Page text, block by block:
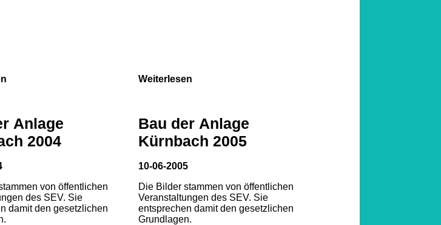
2 3
Weiterlesen
Anlage
2004
von öffentlichen
des SEV. Sie
damit den gesetzlichen
Bau der Anlage
Kürnbach 2005
10-06-2005
Die Bilder stammen von öffentlichen
Veranstaltungen des SEV. Sie
entsprechen damit den gesetzlichen
Grundlagen.